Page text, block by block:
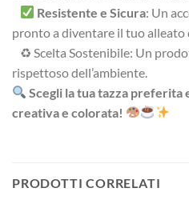
Resistente e Sicura: Un
pronto a diventare il tuo alleato
♻ Scelta Sostenibile: Un
rispettoso dell’ambiente.
Scegli la tua tazza preferita
creativa e colorata!
PRODOTTI CORRELATI